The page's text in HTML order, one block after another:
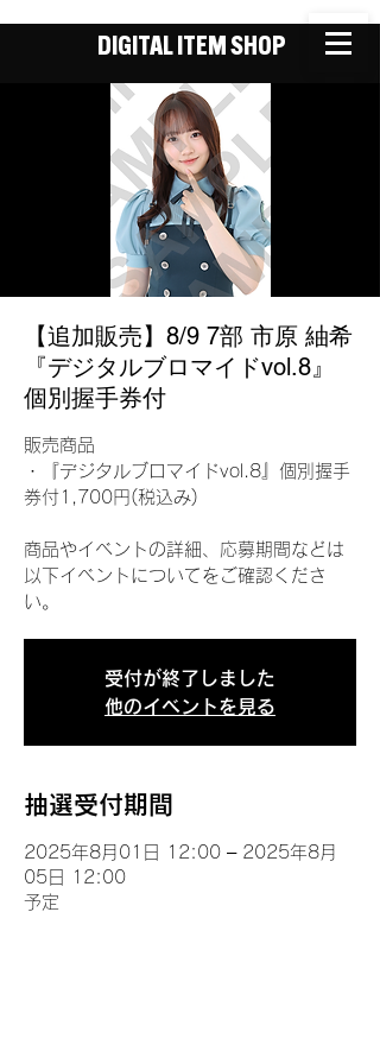
DIGITAL ITEM SHOP
【追加販売】8/9 7部 市原 紬希
『デジタルブロマイドvol.8』
個別握手券付
販売商品
・『デジタルブロマイドvol.8』個別握手
券付1,700円(税込み)
商品やイベントの詳細、応募期間などは
以下イベントについてをご確認くださ
い。
受付が終了しました
他のイベントを見る
抽選受付期間
2025年8月01日 12:00 – 2025年8月
05日 12:00
予定